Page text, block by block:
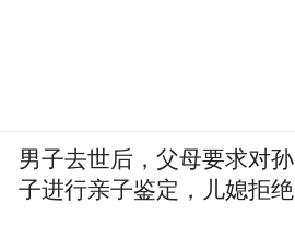
男子去世后，父母要求对孙
子进行亲子鉴定，儿媳拒绝